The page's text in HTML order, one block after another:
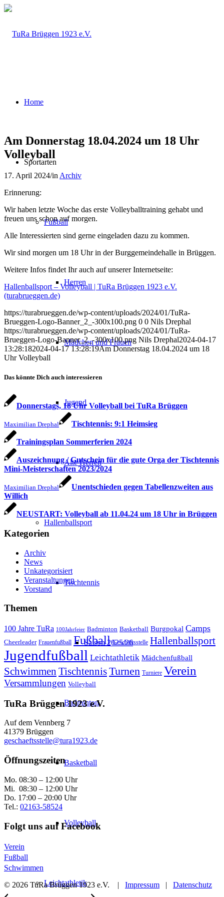
Home
Sportarten
Fußball
Herren
Mädchen und Frauen
Jugend
Alte Herren
Hallenballsport
Tischtennis
Saison 2025/26
Badminton
Basketball
Volleyball
Leichtathletik
Am Donnerstag 18.04.2024 um 18 Uhr
Volleyball
17. April 2024/in Archiv
Erinnerung:
Wir haben letzte Woche das erste Volleyballtraining gehabt und
freuen uns schon auf morgen.
Alle Interessierten sind gerne eingeladen dazu zu kommen.
Wir sind morgen um 18 Uhr in der Burggemeindehalle in Brüggen.
Weitere Infos findet Ihr auch auf unserer Internetseite:
Hallenballsport – Volleyball | TuRa Brüggen 1923 e.V.
(turabrueggen.de)
https://turabrueggen.de/wp-content/uploads/2024/01/TuRa-
Brueggen-Logo-Banner_2_-300x100.png 0 0 Nils Drephal
https://turabrueggen.de/wp-content/uploads/2024/01/TuRa-
Brueggen-Logo-Banner_2_-300x100.png Nils Drephal2024-04-17
13:28:182024-04-17 13:28:19Am Donnerstag 18.04.2024 um 18
Uhr Volleyball
Das könnte Dich auch interessieren
Donnerstags, 18 Uhr Volleyball bei TuRa Brüggen
Maximilian Drephal Tischtennis: 9:1 Heimsieg
Trainingsplan Sommerferien 2024
Auszeichnung / Gutschein für die gute Orga der Tischtennis
Mini-Meisterschaften 2023/2024
Maximilian Drephal
Unentschieden gegen Tabellenzweiten aus
Willich
NEUSTART: Volleyball ab 11.04.24 um 18 Uhr in Brüggen
Kategorien
Archiv
News
Unkategorisiert
Veranstaltungen
Vorstand
Themen
100 Jahre TuRa 100Jahrfeier Badminton Basketball Burgpokal Camps
Cheerleader Frauenfußball Fußball Geschäftsstelle Hallenballsport
Jugendfußball Leichtathletik Mädchenfußball
Schwimmen TischtennisTurnen Turniere Verein
Versammlungen Volleyball
TuRa Brüggen 1923 e.V.
Auf dem Vennberg 7
41379 Brüggen
geschaeftsstelle@tura1923.de
Öffnungszeiten
Mo. 08:30 – 12:00 Uhr
Mi. 08:30 – 12:00 Uhr
Do. 17:00 – 20:00 Uhr
Tel.: 02163-58524
Folgt uns auf Facebook
Verein
Fußball
Schwimmen
© 2026 TuRa Brüggen 1923 e.V. | Impressum | Datenschutz